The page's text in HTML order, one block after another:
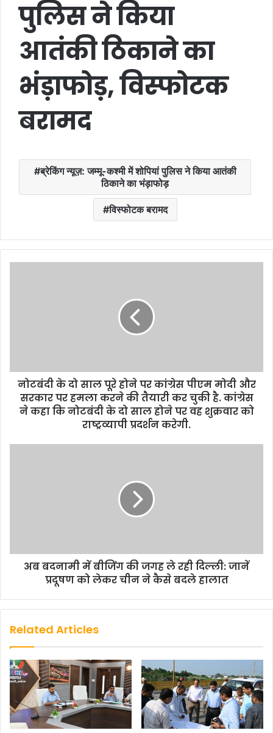
पुलिस ने किया
आतंकी ठिकाने का
भंड़ाफोड़, विस्फोटक
बरामद
ब्रेकिंग न्यूज़: जम्मू-कश्मी में शोपियां पुलिस ने किया आतंकी
ठिकाने का भंड़ाफोड़
विस्फोटक बरामद
नोटबंदी के दो साल पूरे होने पर कांग्रेस पीएम मोदी और
सरकार पर हमला करने की तैयारी कर चुकी है. कांग्रेस
ने कहा कि नोटबंदी के दो साल होने पर वह शुक्रवार को
राष्ट्रव्यापी प्रदर्शन करेगी.
अब बदनामी में बीजिंग की जगह ले रही दिल्ली: जानें
प्रदूषण को लेकर चीन ने कैसे बदले हालात
Related Articles